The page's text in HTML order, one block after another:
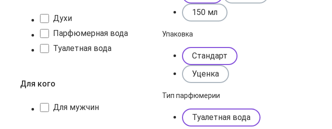
Духи
Парфюмерная вода
Туалетная вода
Для кого
Для мужчин
150 мл
Упаковка
Стандарт
Уценка
Тип парфюмерии
Туалетная вода